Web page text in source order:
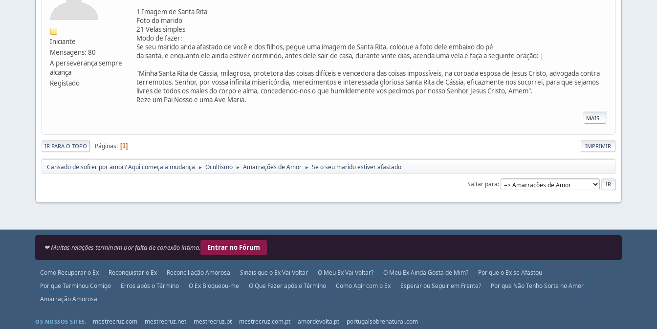
Iniciante
Mensagens: 80
A perseverança sempre
alcança
Registado
1 Imagem de Santa Rita
Foto do marido
21 Velas simples
Modo de fazer:
Se seu marido anda afastado de você e dos filhos, pegue uma imagem de Santa Rita, coloque a foto dele embaixo do pé
da santa, e enquanto ele ainda estiver dormindo, antes dele sair de casa, durante vinte dias, acenda uma vela e faça a seguinte oração: |
"Minha Santa Rita de Cássia, milagrosa, protetora das coisas difíceis e vencedora das coisas impossíveis, na coroada esposa de Jesus Cristo, advogada contra
terremotos. Senhor, por vossa infinita misericórdia, merecimentos e interessada gloriosa Santa Rita de Cássia, eficazmente nos socorrei, para que sejamos
livres de todos os males do corpo e alma, concedendo-nos o que humildemente vos pedimos por nosso Senhor Jesus Cristo, Amem".
Reze um Pai Nosso e uma Ave Maria.
MAIS...
IMPRIMIR
IR PARA O TOPO Páginas 1
Cansado de sofrer por amor? Aqui começa a mudança ► Ocultismo ► Amarrações de Amor ► Se o seu marido estiver afastado
Saltar para
❤ Muitas relações terminam por falta de conexão íntima. Entrar no Fórum
Como Recuperar o Ex Reconquistar o Ex Reconciliação Amorosa Sinais que o Ex Vai Voltar O Meu Ex Vai Voltar? O Meu Ex Ainda Gosta de Mim?
Por que o Ex se Afastou
Por que Terminou Comigo
Erros após o Término O Ex Bloqueou-me O Que Fazer após o Término Como Agir com o Ex Esperar ou Seguir em Frente?
Por que Não Tenho Sorte no Amor
Amarração Amorosa
OS NOSSOS SITES: mestrecruz.com mestrecruz.net mestrecruz.pt mestrecruz.com.pt amordevolta.pt portugalsobrenatural.com